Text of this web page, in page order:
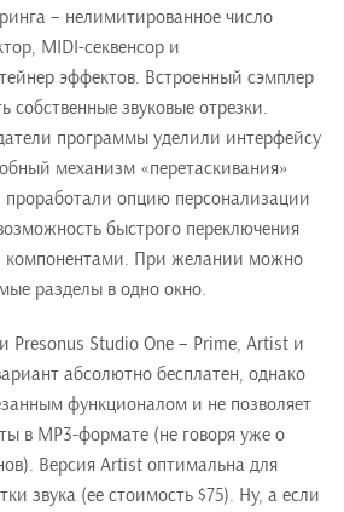
– нелимитированное число
MIDI-секвенсор и
эффектов. Встроенный сэмплер
собственные звуковые отрезки.
программы уделили интерфейсу
механизм «перетаскивания»
проработали опцию персонализации
быстрого переключения
При желании можно
разделы в одно окно.
Presonus Studio One – Prime, Artist и
абсолютно бесплатен, однако
функционалом и не позволяет
в MP3-формате (не говоря уже о
Версия Artist оптимальна для
звука (ее стоимость $75). Ну, а если